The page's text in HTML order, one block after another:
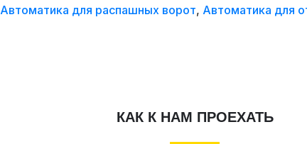
Автоматика для распашных ворот, Автоматика для
КАК К НАМ ПРОЕХАТЬ